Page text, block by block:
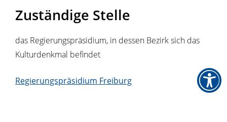
Zuständige Stelle
das Regierungspräsidium, in dessen Bezirk sich das
Kulturdenkmal befindet
Regierungspräsidium Freiburg